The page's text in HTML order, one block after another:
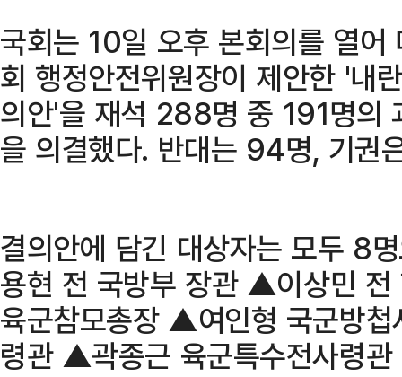
국회는 10일 오후 본회의를 열어
회 행정안전위원장이 제안한 '내
의안'을 재석 288명 중 191명의
을 의결했다. 반대는 94명, 기권
결의안에 담긴 대상자는 모두
용현 전 국방부 장관 ▲이상민
육군참모총장 ▲여인형 국군방
령관 ▲곽종근 육군특수전사령